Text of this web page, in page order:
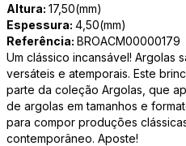
Altura: 17,50(mm)
Espessura: 4,50(mm)
Referência: BROACM00000179
Um clássico incansável! Argolas
versáteis e atemporais. Este
parte da coleção Argolas, que
de argolas em tamanhos e
para compor produções
contemporâneo. Aposte!